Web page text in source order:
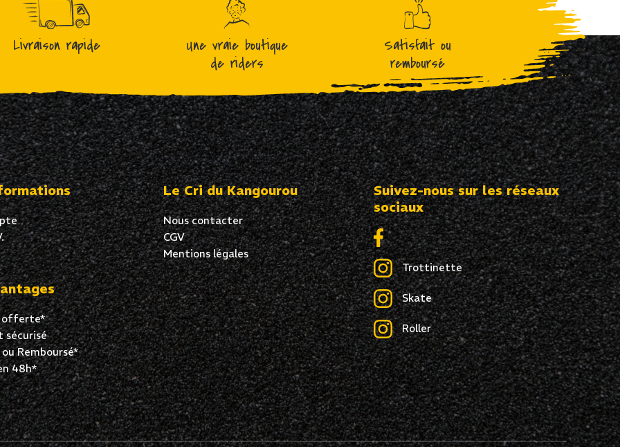
Livraison rapide
Une vraie boutique
de riders
Satisfait ou
remboursé
offerte*
sécurisé
Remboursé*
48h*
Le Cri du Kangourou
Nous contacter
CGV
Mentions légales
Suivez-nous sur les réseaux
sociaux
Trottinette
Skate
Roller